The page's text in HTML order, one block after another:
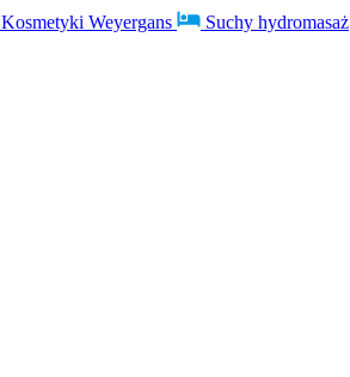
Kosmetyki Weyergans Suchy hydromasaż